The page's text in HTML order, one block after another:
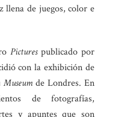
llena de juegos, color e
Pictures publicado por
con la exhibición de
Museumde Londres. En
de fotografías,
y apuntes que son